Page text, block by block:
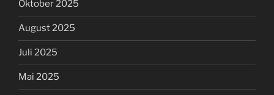
Oktober 2025
August 2025
Juli 2025
Mai 2025